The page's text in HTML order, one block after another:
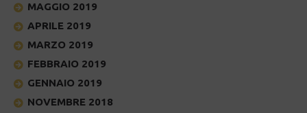
MAGGIO 2019
APRILE 2019
MARZO 2019
FEBBRAIO 2019
GENNAIO 2019
NOVEMBRE 2018